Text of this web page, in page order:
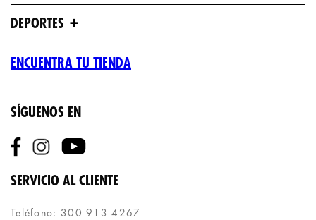
DEPORTES +
ENCUENTRA TU TIENDA
SÍGUENOS EN
SERVICIO AL CLIENTE
Teléfono: 300 913 4267